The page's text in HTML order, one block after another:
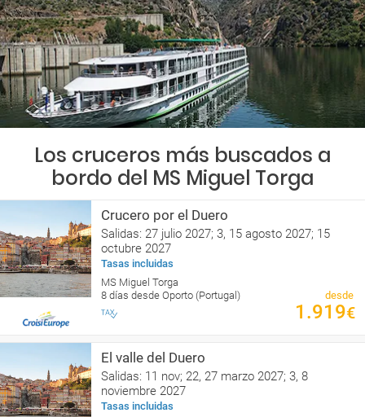
Los cruceros más buscados a
bordo del MS Miguel Torga
Crucero por el Duero
Salidas: 27 julio 2027; 3, 15 agosto 2027; 15
octubre 2027
Tasas incluidas
MS Miguel Torga
8 días desde Oporto (Portugal)
desde
1.919€
El valle del Duero
Salidas: 11 nov; 22, 27 marzo 2027; 3, 8
noviembre 2027
Tasas incluidas